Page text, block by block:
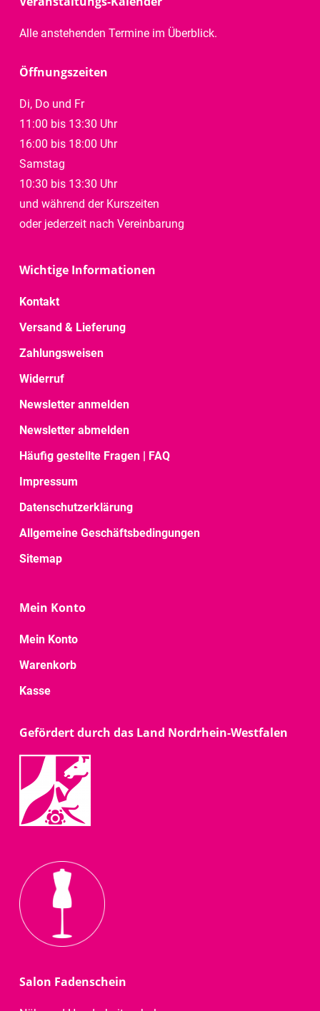
Alle anstehenden Termine im Überblick.
Öffnungszeiten
Di, Do und Fr
11:00 bis 13:30 Uhr
16:00 bis 18:00 Uhr
Samstag
10:30 bis 13:30 Uhr
und während der Kurszeiten
oder jederzeit nach Vereinbarung
Wichtige Informationen
Kontakt
Versand & Lieferung
Zahlungsweisen
Widerruf
Newsletter anmelden
Newsletter abmelden
Häufig gestellte Fragen | FAQ
Impressum
Datenschutzerklärung
Allgemeine Geschäftsbedingungen
Sitemap
Mein Konto
Mein Konto
Warenkorb
Kasse
Gefördert durch das Land Nordrhein-Westfalen
Salon Fadenschein